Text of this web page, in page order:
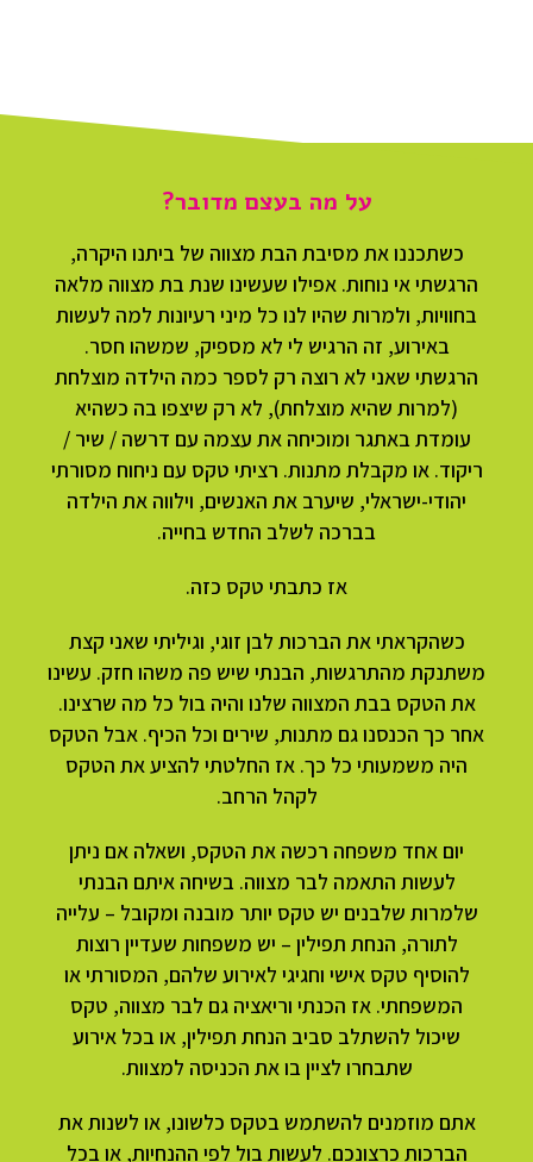
על מה בעצם מדובר?
כשתכננו את מסיבת הבת מצווה של ביתנו היקרה,
הרגשתי אי נוחות. אפילו שעשינו שנת בת מצווה מלאה
בחוויות, ולמרות שהיו לנו כל מיני רעיונות למה לעשות
באירוע, זה הרגיש לי לא מספיק, שמשהו חסר.
הרגשתי שאני לא רוצה רק לספר כמה הילדה מוצלחת
(למרות שהיא מוצלחת), לא רק שיצפו בה כשהיא
עומדת באתגר ומוכיחה את עצמה עם דרשה / שיר /
ריקוד. או מקבלת מתנות. רציתי טקס עם ניחוח מסורתי
יהודי-ישראלי, שיערב את האנשים, וילווה את הילדה
בברכה לשלב החדש בחייה.
אז כתבתי טקס כזה.
כשהקראתי את הברכות לבן זוגי, וגיליתי שאני קצת
משתנקת מהתרגשות, הבנתי שיש פה משהו חזק. עשינו
את הטקס בבת המצווה שלנו והיה בול כל מה שרצינו.
אחר כך הכנסנו גם מתנות, שירים וכל הכיף. אבל הטקס
היה משמעותי כל כך. אז החלטתי להציע את הטקס
לקהל הרחב.
יום אחד משפחה רכשה את הטקס, ושאלה אם ניתן
לעשות התאמה לבר מצווה. בשיחה איתם הבנתי
שלמרות שלבנים יש טקס יותר מובנה ומקובל – עלייה
לתורה, הנחת תפילין – יש משפחות שעדיין רוצות
להוסיף טקס אישי וחגיגי לאירוע שלהם, המסורתי או
המשפחתי. אז הכנתי וריאציה גם לבר מצווה, טקס
שיכול להשתלב סביב הנחת תפילין, או בכל אירוע
שתבחרו לציין בו את הכניסה למצוות.
אתם מוזמנים להשתמש בטקס כלשונו, או לשנות את
הברכות כרצונכם. לעשות בול לפי ההנחיות, או בכל